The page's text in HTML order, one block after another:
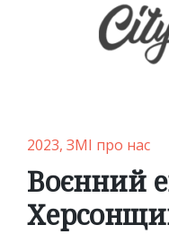
Posted
in
2023 ЗМІ про нас
Воєнний